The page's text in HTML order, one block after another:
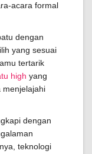
acara formal
dengan
yang sesuai
tertarik
high yang
menjelajahi
dengan
teknologi